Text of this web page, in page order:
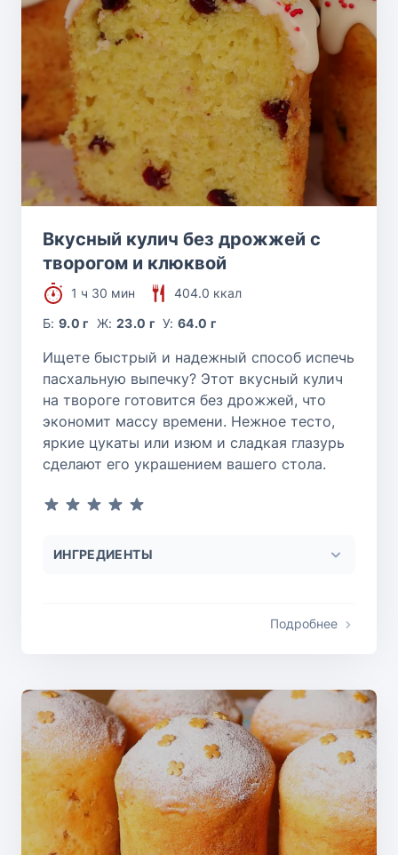
Вкусный кулич без дрожжей с
творогом и клюквой
1 ч 30 мин
404.0 ккал
Б:9.0 г Ж: 23.0 г У:64.0 г
Ищете быстрый и надежный способ испечь
пасхальную выпечку? Этот вкусный кулич
на твороге готовится без дрожжей, что
экономит массу времени. Нежное тесто,
яркие цукаты или изюм и сладкая глазурь
сделают его украшением вашего стола.
ИНГРЕДИЕНТЫ
Подробнее